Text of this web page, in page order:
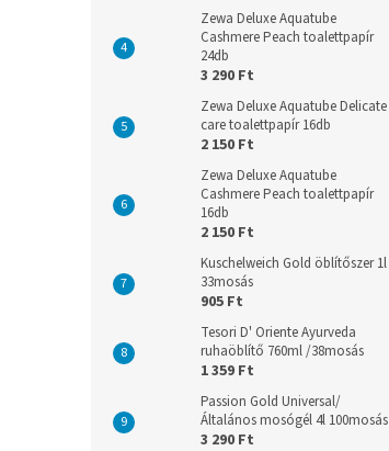
Zewa Deluxe Aquatube
Cashmere Peach toalettpapír
24db
3 290 Ft
Zewa Deluxe Aquatube Delicate
care toalettpapír 16db
2 150 Ft
Zewa Deluxe Aquatube
Cashmere Peach toalettpapír
16db
2 150 Ft
Kuschelweich Gold öblítőszer 1l
33mosás
905 Ft
Tesori D' Oriente Ayurveda
ruhaöblítő 760ml /38mosás
1 359 Ft
Passion Gold Universal/
Általános mosógél 4l 100mosás
3 290 Ft